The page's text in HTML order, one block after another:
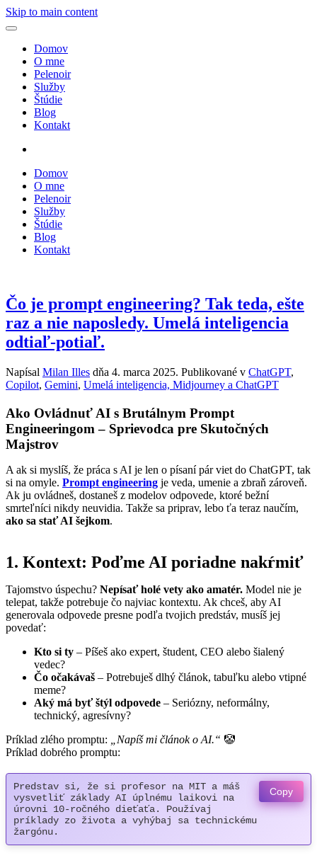
Skip to main content
Domov
O mne
Pelenoir
Služby
Štúdie
Blog
Kontakt
Domov
O mne
Pelenoir
Služby
Štúdie
Blog
Kontakt
Čo je prompt engineering? Tak teda, ešte
raz a nie naposledy. Umelá inteligencia
odtiaľ-potiaľ.
Napísal Milan Illes dňa 4. marca 2025. Publikované v ChatGPT,
Copilot, Gemini, Umelá inteligencia, Midjourney a ChatGPT
Ako Ovládnuť AI s Brutálnym Prompt
Engineeringom – Sprievodca pre Skutočných
Majstrov
A ak si myslíš, že práca s AI je len o písaní pár viet do ChatGPT, tak
si na omyle. Prompt engineering je veda, umenie a zbraň zároveň.
Ak ju ovládneš, dostaneš z modelov odpovede, ktoré bežní
smrteľníci nikdy neuvidia. Takže sa priprav, lebo ťa teraz naučím,
ako sa stať AI šejkom.
1. Kontext: Poďme AI poriadne nakŕmiť
Tajomstvo úspechu? Nepísať holé vety ako amatér. Model nie je
telepat, takže potrebuje čo najviac kontextu. Ak chceš, aby AI
generovala odpovede presne podľa tvojich predstáv, musíš jej
povedať:
Kto si ty – Píšeš ako expert, študent, CEO alebo šialený
vedec?
Čo očakávaš – Potrebuješ dlhý článok, tabuľku alebo vtipné
meme?
Aký má byť štýl odpovede – Seriózny, neformálny,
technický, agresívny?
Príklad zlého promptu:
„Napíš mi článok o AI.“ 🤡
Príklad dobrého promptu:
Predstav si, že si profesor na MIT a máš
vysvetliť základy AI úplnému laikovi na
úrovni 10-ročného dieťaťa. Používaj
príklady zo života a vyhýbaj sa technickému
žargónu.
Copy